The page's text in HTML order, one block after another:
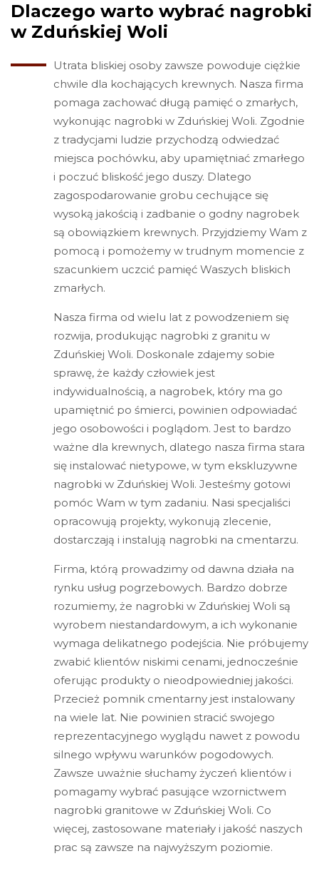
Dlaczego warto wybrać nagrobki
w Zduńskiej Woli
Utrata bliskiej osoby zawsze powoduje ciężkie
chwile dla kochających krewnych. Nasza firma
pomaga zachować długą pamięć o zmarłych,
wykonując nagrobki w Zduńskiej Woli. Zgodnie
z tradycjami ludzie przychodzą odwiedzać
miejsca pochówku, aby upamiętniać zmarłego
i poczuć bliskość jego duszy. Dlatego
zagospodarowanie grobu cechujące się
wysoką jakością i zadbanie o godny nagrobek
są obowiązkiem krewnych. Przyjdziemy Wam z
pomocą i pomożemy w trudnym momencie z
szacunkiem uczcić pamięć Waszych bliskich
zmarłych.
Nasza firma od wielu lat z powodzeniem się
rozwija, produkując nagrobki z granitu w
Zduńskiej Woli. Doskonale zdajemy sobie
sprawę, że każdy człowiek jest
indywidualnością, a nagrobek, który ma go
upamiętnić po śmierci, powinien odpowiadać
jego osobowości i poglądom. Jest to bardzo
ważne dla krewnych, dlatego nasza firma stara
się instalować nietypowe, w tym ekskluzywne
nagrobki w Zduńskiej Woli. Jesteśmy gotowi
pomóc Wam w tym zadaniu. Nasi specjaliści
opracowują projekty, wykonują zlecenie,
dostarczają i instalują nagrobki na cmentarzu.
Firma, którą prowadzimy od dawna działa na
rynku usług pogrzebowych. Bardzo dobrze
rozumiemy, że nagrobki w Zduńskiej Woli są
wyrobem niestandardowym, a ich wykonanie
wymaga delikatnego podejścia. Nie próbujemy
zwabić klientów niskimi cenami, jednocześnie
oferując produkty o nieodpowiedniej jakości.
Przecież pomnik cmentarny jest instalowany
na wiele lat. Nie powinien stracić swojego
reprezentacyjnego wyglądu nawet z powodu
silnego wpływu warunków pogodowych.
Zawsze uważnie słuchamy życzeń klientów i
pomagamy wybrać pasujące wzornictwem
nagrobki granitowe w Zduńskiej Woli. Co
więcej, zastosowane materiały i jakość naszych
prac są zawsze na najwyższym poziomie.